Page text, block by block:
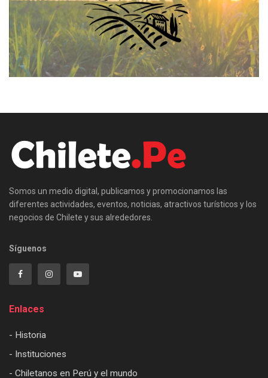
Somos un medio digital, publicamos y promocionamos las
diferentes actividades, eventos, noticias, atractivos turísticos y los
negocios de Chilete y sus alrededores.
Síguenos
Enlaces
- Historia
- Instituciones
- Chiletanos en Perú y el mundo